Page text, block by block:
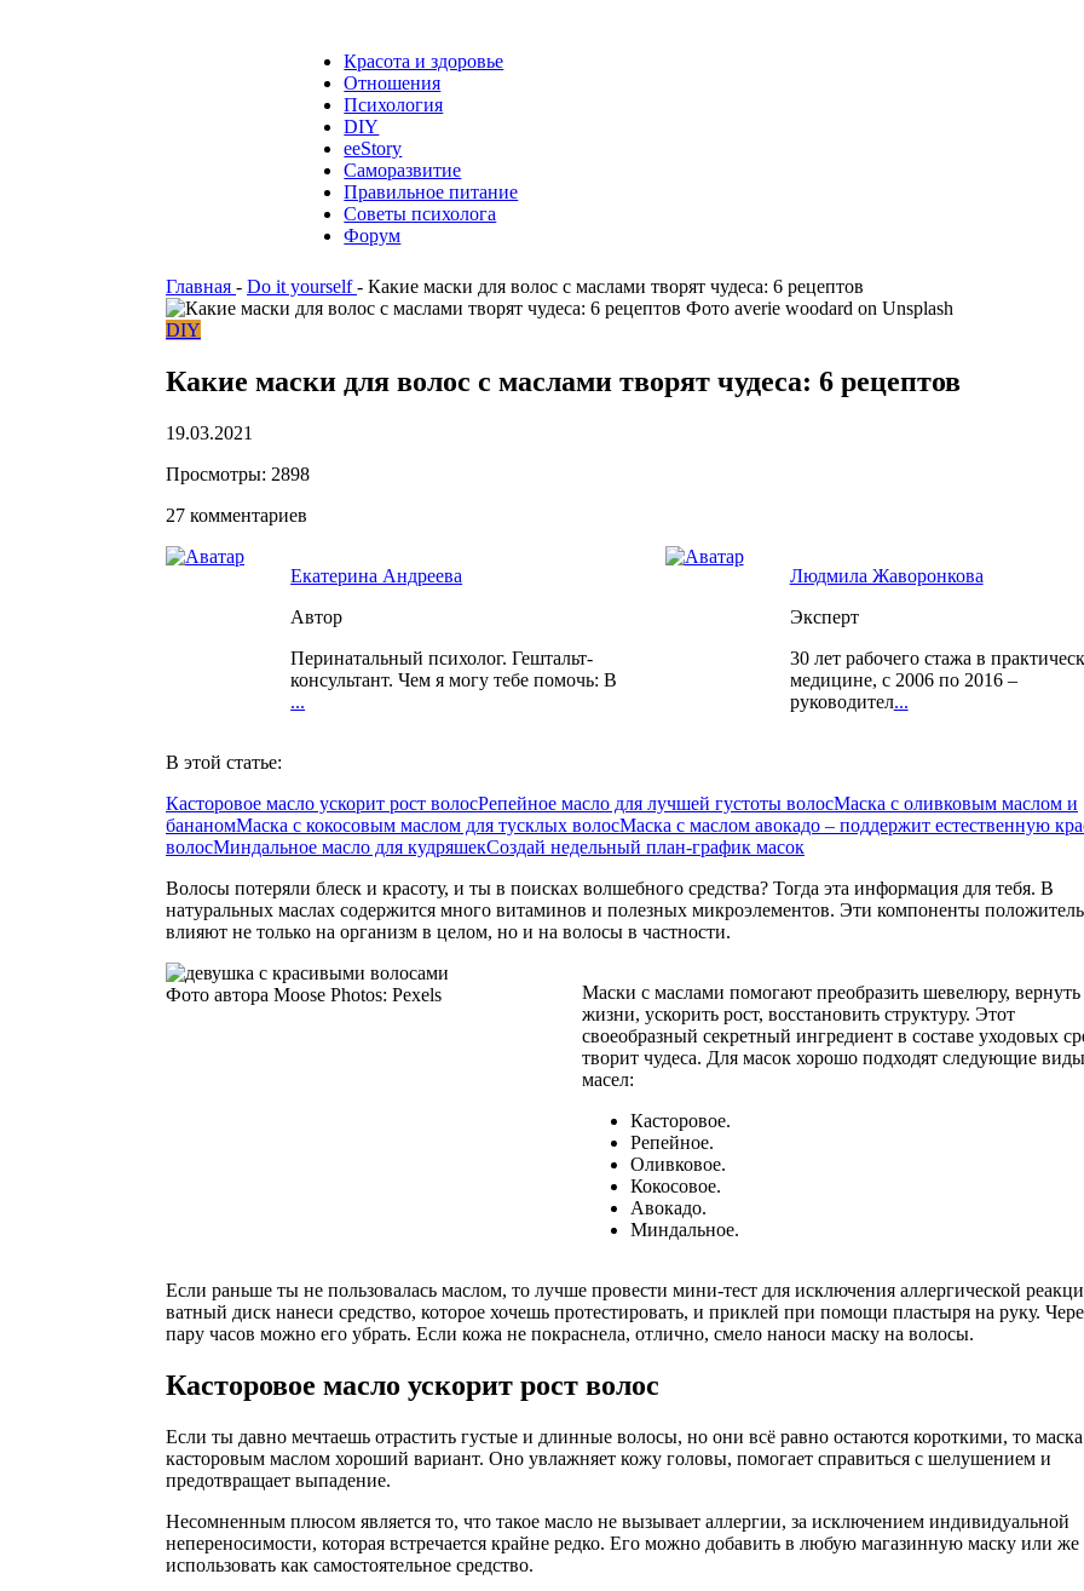
Красота и здоровье
Отношения
Психология
DIY
ееStory
Саморазвитие
Правильное питание
Советы психолога
Форум
Главная - Do it yourself - Какие маски для волос с маслами творят чудеса: 6 рецептов
Фото averie woodard on Unsplash
DIY
Какие маски для волос с маслами творят чудеса: 6 рецептов
19.03.2021
Просмотры: 2898
27 комментариев
Екатерина Андреева
Автор
Перинатальный психолог. Гештальт-
консультант. Чем я могу тебе помочь: В
...
Людмила Жаворонкова
Эксперт
30 лет рабочего стажа в
медицине, с 2006 по 2016 –
руководител...
В этой статье:
Касторовое масло ускорит рост волосРепейное масло для лучшей густоты волосМаска с оливковым маслом и
бананомМаска с кокосовым маслом для тусклых волосМаска с маслом авокадо – поддержит естественную
волосМиндальное масло для кудряшекСоздай недельный план-график масок
Волосы потеряли блеск и красоту, и ты в поисках волшебного средства? Тогда эта информация для тебя. В
натуральных маслах содержится много витаминов и полезных микроэлементов. Эти компоненты
влияют не только на организм в целом, но и на волосы в частности.
Фото автора Moose Photos: Pexels
Маски с маслами помогают преобразить шевелюру, вернуть
жизни, ускорить рост, восстановить структуру. Этот
своеобразный секретный ингредиент в составе уходовых
творит чудеса. Для масок хорошо подходят следующие виды
масел:
Касторовое.
Репейное.
Оливковое.
Кокосовое.
Авокадо.
Миндальное.
Если раньше ты не пользовалась маслом, то лучше провести мини-тест для исключения аллергической
ватный диск нанеси средство, которое хочешь протестировать, и приклей при помощи пластыря на руку.
пару часов можно его убрать. Если кожа не покраснела, отлично, смело наноси маску на волосы.
Касторовое масло ускорит рост волос
Если ты давно мечтаешь отрастить густые и длинные волосы, но они всё равно остаются короткими, то
касторовым маслом хороший вариант. Оно увлажняет кожу головы, помогает справиться с шелушением и
предотвращает выпадение.
Несомненным плюсом является то, что такое масло не вызывает аллергии, за исключением индивидуальной
непереносимости, которая встречается крайне редко. Его можно добавить в любую магазинную маску или же
использовать как самостоятельное средство.